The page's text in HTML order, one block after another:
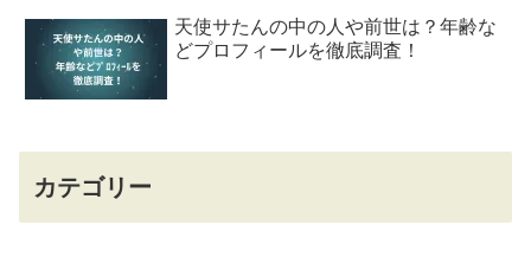
天使サたんの中の人や前世は？年齢な
どプロフィールを徹底調査！
カテゴリー